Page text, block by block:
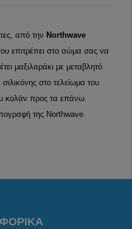
από την Northwave
επιτρέπει στο σώμα σας να
μαξιλαράκι με μεταβλητό
στο τελείωμα του
κολάν προς τα επάνω.
της Northwave.